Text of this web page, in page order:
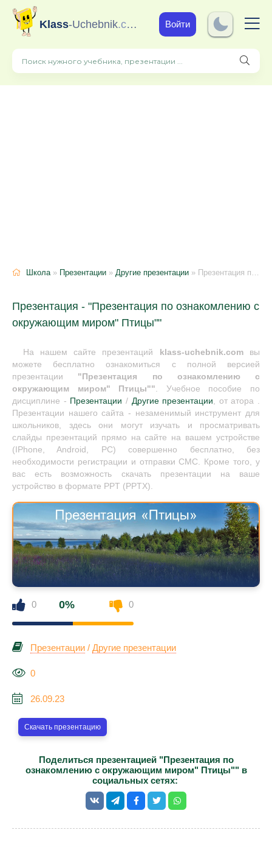
Klass-Uchebnik.com Войти
Школа» Презентации » Другие презентации » Презентация по ознакомлению с окружающим миром" Птицы"
Презентация - "Презентация по ознакомлению с
окружающим миром" Птицы""
На нашем сайте презентаций klass-uchebnik.comвы
можете бесплатно ознакомиться с полной версией
презентации "Презентация по ознакомлению с
окружающим миром" Птицы"". Учебное пособие по
дисциплине - Презентации / Другие презентации, от атора .
Презентации нашего сайта - незаменимый инструмент для
школьников, здесь они могут изучать и просматривать
слайды презентаций прямо на сайте на вашем устройстве
(IPhone, Android, PC) совершенно бесплатно, без
необходимости регистрации и отправки СМС. Кроме того, у
вас есть возможность скачать презентации на ваше
устройство в формате PPT (PPTX).
0 0% 0
Презентации / Другие презентации
0
26.09.23
Скачать презентацию
Поделиться презентацией "Презентация по
ознакомлению с окружающим миром" Птицы"" в
социальных сетях: